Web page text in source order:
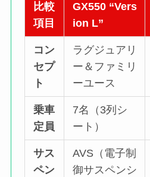
比較
項目
GX550 “Vers
ion L”
コン
セプ
ト
ラグジュアリ
ー＆ファミリ
ーユース
乗車
定員
7名（3列シ
ート）
サス
ペン
AVS（電子制
御サスペンシ